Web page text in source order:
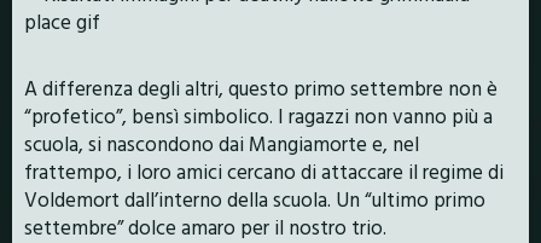
A differenza degli altri, questo primo settembre non è
“profetico”, bensì simbolico. I ragazzi non vanno più a
scuola, si nascondono dai Mangiamorte e, nel
frattempo, i loro amici cercano di attaccare il regime di
Voldemort dall’interno della scuola. Un “ultimo primo
settembre” dolce amaro per il nostro trio.